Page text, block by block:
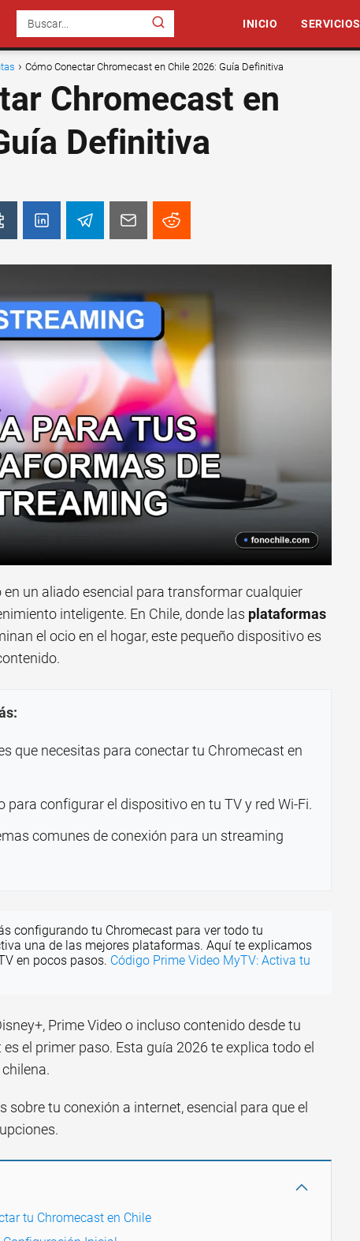
INICIO
Cómo Conectar Chromecast en Chile 2026: Guía Definitiva
Chromecast en
Definitiva
un aliado esencial para transformar cualquier
inteligente. En Chile, donde las plataformas
el ocio en el hogar, este pequeño dispositivo es
que necesitas para conectar tu Chromecast en
para configurar el dispositivo en tu TV y red Wi-Fi.
comunes de conexión para un streaming
configurando tu Chromecast para ver todo tu
una de las mejores plataformas. Aquí te explicamos
en pocos pasos. Código Prime Video MyTV: Activa tu
Prime Video o incluso contenido desde tu
el primer paso. Esta guía 2026 te explica todo el
sobre tu conexión a internet, esencial para que el
tu Chromecast en Chile